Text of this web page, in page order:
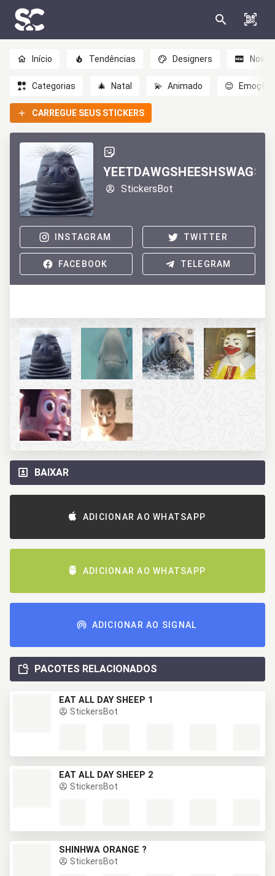
Início Tendências Designers Novo
Categorias 🎄 Natal 💫 Animado 😊
CARREGUE SEUS STICKERS
StickersBot
INSTAGRAM TWITTER
FACEBOOK TELEGRAM
BAIXAR
ADICIONAR AO WHATSAPP
ADICIONAR AO WHATSAPP
ADICIONAR AO SIGNAL
PACOTES RELACIONADOS
EAT ALL DAY SHEEP 1
StickersBot
EAT ALL DAY SHEEP 2
StickersBot
SHINHWA ORANGE ?
StickersBot